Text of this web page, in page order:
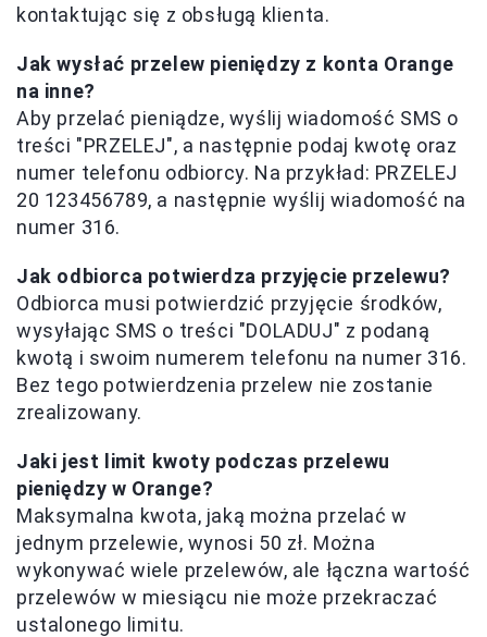
kontaktując się z obsługą klienta.
Jak wysłać przelew pieniędzy z konta Orange
na inne?
Aby przelać pieniądze, wyślij wiadomość SMS o
treści "PRZELEJ", a następnie podaj kwotę oraz
numer telefonu odbiorcy. Na przykład: PRZELEJ
20 123456789, a następnie wyślij wiadomość na
numer 316.
Jak odbiorca potwierdza przyjęcie przelewu?
Odbiorca musi potwierdzić przyjęcie środków,
wysyłając SMS o treści "DOLADUJ" z podaną
kwotą i swoim numerem telefonu na numer 316.
Bez tego potwierdzenia przelew nie zostanie
zrealizowany.
Jaki jest limit kwoty podczas przelewu
pieniędzy w Orange?
Maksymalna kwota, jaką można przelać w
jednym przelewie, wynosi 50 zł. Można
wykonywać wiele przelewów, ale łączna wartość
przelewów w miesiącu nie może przekraczać
ustalonego limitu.